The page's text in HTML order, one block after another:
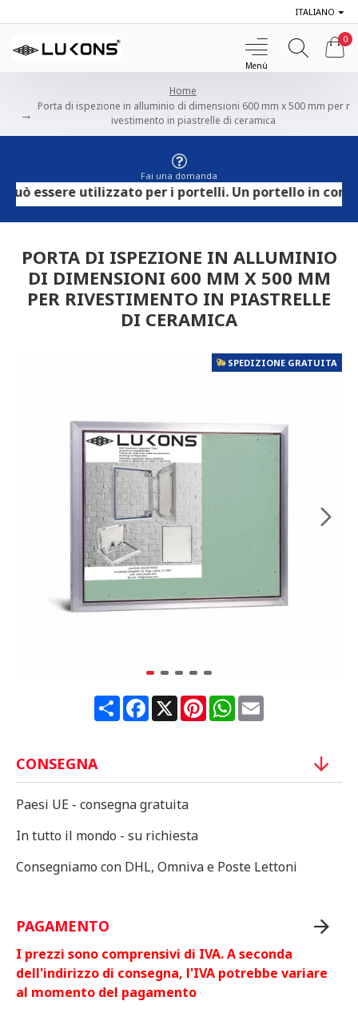
ITALIANO
0
Home
Porta di ispezione in alluminio di dimensioni 600 mm x 500 mm per r
ivestimento in piastrelle di ceramica
Fai una domanda
utilizzato per i portelli. Un portello in
PORTA DI ISPEZIONE IN ALLUMINIO
DI DIMENSIONI 600 MM X 500 MM
PER RIVESTIMENTO IN PIASTRELLE
DI CERAMICA
SPEDIZIONE GRATUITA
ShareFacebook
X PinterestWhatsApp
Email
CONSEGNA
Paesi UE - consegna gratuita
In tutto il mondo - su richiesta
Consegniamo con DHL, Omniva e Poste Lettoni
PAGAMENTO
I prezzi sono comprensivi di IVA. A seconda
dell'indirizzo di consegna, l'IVA potrebbe variare
al momento del pagamento